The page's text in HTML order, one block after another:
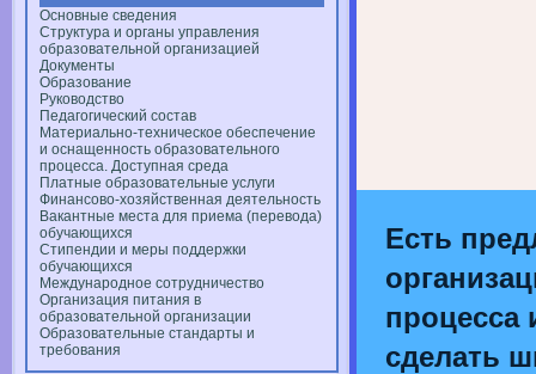
Основные сведения
Структура и органы управления
образовательной организацией
Документы
Образование
Руководство
Педагогический состав
Материально-техническое обеспечение
и оснащенность образовательного
процесса. Доступная среда
Платные образовательные услуги
Финансово-хозяйственная деятельность
Вакантные места для приема (перевода)
обучающихся
Стипендии и меры поддержки
обучающихся
Международное сотрудничество
Организация питания в
образовательной организации
Образовательные стандарты и
требования
Есть
процесса
сделать